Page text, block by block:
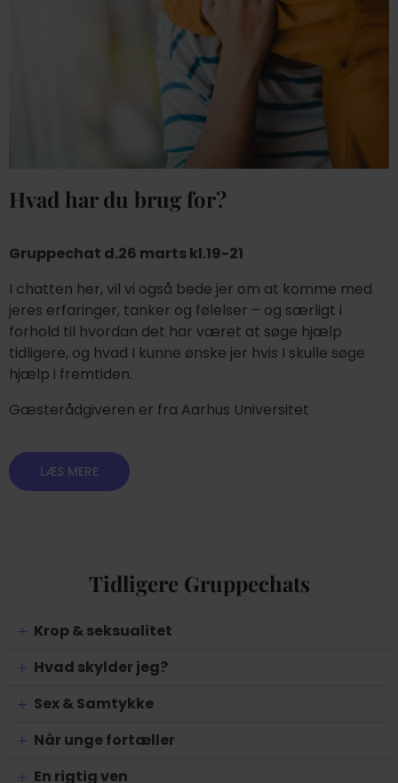
Hvad har du brug for?
Gruppechat d.26 marts kl.19-21
I chatten her, vil vi også bede jer om at komme med
jeres erfaringer, tanker og følelser – og særligt i
forhold til hvordan det har været at søge hjælp
tidligere, og hvad I kunne ønske jer hvis I skulle søge
hjælp i fremtiden.
Gæsterådgiveren er fra Aarhus Universitet
LÆS MERE
Tidligere Gruppechats
Krop & seksualitet
Hvad skylder jeg?
Sex & Samtykke
Når unge fortæller
En rigtig ven